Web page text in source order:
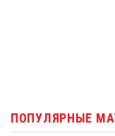
ПОПУЛЯРНЫЕ